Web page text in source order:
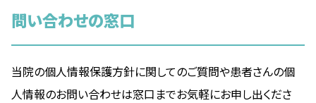
問い合わせの窓口
当院の個人情報保護方針に関してのご質問や患者さんの個
人情報のお問い合わせは窓口までお気軽にお申し出くださ